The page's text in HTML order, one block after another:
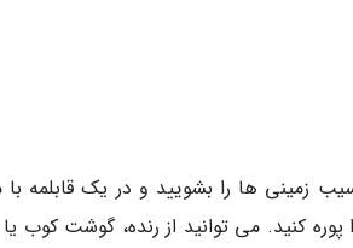
ها را بشویید و در یک قابلمه با
کنید. می توانید از رنده، گوشت کوب یا